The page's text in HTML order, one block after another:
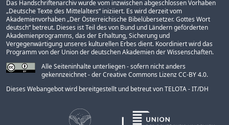
Das Handschriftenarchiv wurde vom inzwischen abgeschlossen Vorhaben
„Deutsche Texte des Mittelalters“ iniziiert. Es wird derzeit vom
Akademienvorhaben „Der Österreichische Bibelübersetzer. Gottes Wort
deutsch“ betreut. Dieses ist Teil des von Bund und Ländern geförderten
Akademienprogramms, das der Erhaltung, Sicherung und
Vergegenwärtigung unseres kulturellen Erbes dient. Koordiniert wird das
Programm von der Union der deutschen Akademien der Wissenschaften.
Alle Seiteninhalte unterliegen - sofern nicht anders
gekennzeichnet - der Creative Commons Lizenz CC-BY 4.0.
Dieses Webangebot wird bereitgestellt und betreut vonTELOTA - IT/DH